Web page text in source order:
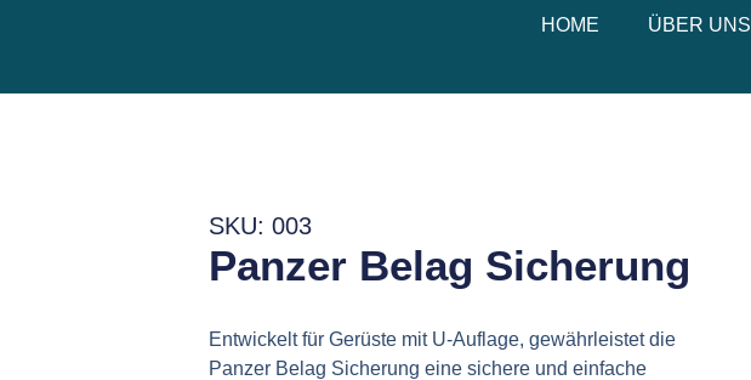
HOME ÜBER UNS
SKU: 003
Panzer Belag Sicherung
Entwickelt für Gerüste mit U-Auflage, gewährleistet die
Panzer Belag Sicherung eine sichere und einfache